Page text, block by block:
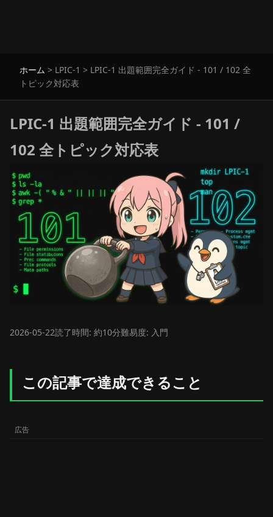
ホーム > LPIC-1 > LPIC-1 出題範囲完全ガイド - 101 / 102 全
トピック対応表
LPIC-1 出題範囲完全ガイド - 101 /
102 全トピック対応表
2026-05-22読了時間: 約10分難易度: 入門
この記事で達成できること